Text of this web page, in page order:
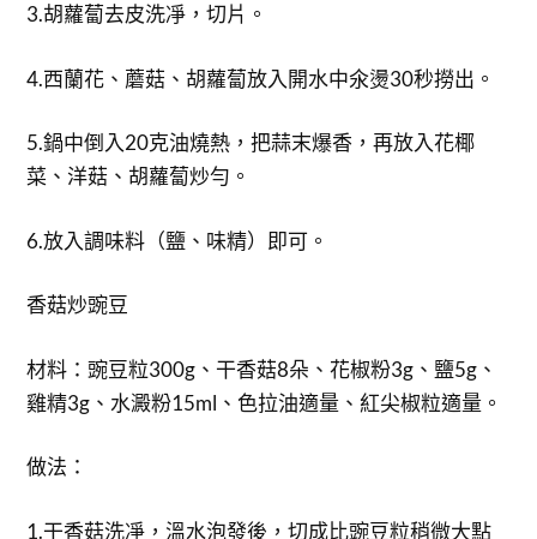
3.胡蘿蔔去皮洗凈，切片。
4.西蘭花、蘑菇、胡蘿蔔放入開水中氽燙30秒撈出。
5.鍋中倒入20克油燒熱，把蒜末爆香，再放入花椰
菜、洋菇、胡蘿蔔炒勻。
6.放入調味料（鹽、味精）即可。
香菇炒豌豆
材料：豌豆粒300g、干香菇8朵、花椒粉3g、鹽5g、
雞精3g、水澱粉15ml、色拉油適量、紅尖椒粒適量。
做法：
1.干香菇洗凈，溫水泡發後，切成比豌豆粒稍微大點